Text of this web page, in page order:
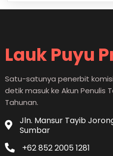
Lauk Puyu
Satu-satunya penerbit
detik masuk ke Akun Penulis
Tahunan.
Jln. Mansur Tayib
Sumbar
+62 852 2005 1281